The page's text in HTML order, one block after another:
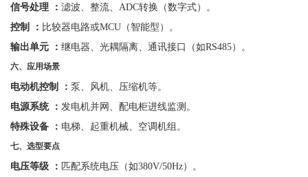
信号处理
： 滤波、整流、 ADC转换（数字式）。
控制
： 比较器电路或MCU（智能型）。
输出单元
： 继电器、光耦隔离、通讯接口（如RS485）。
六、应用场景
电动机控制 ： 泵、风机、压缩机等。
电源系统
： 发电机并网、配电柜进线监测。
特殊设备
： 电梯、起重机械、空调机组。
七、选型要点
电压等级 ： 匹配系统电压（如380V/50Hz）。